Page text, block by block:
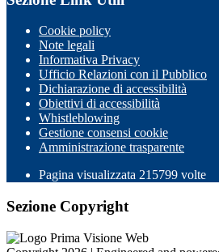
Cookie policy
Note legali
Informativa Privacy
Ufficio Relazioni con il Pubblico
Dichiarazione di accessibilità
Obiettivi di accessibilità
Whistleblowing
Gestione consensi cookie
Amministrazione trasparente
Pagina visualizzata 215799 volte
Sezione Copyright